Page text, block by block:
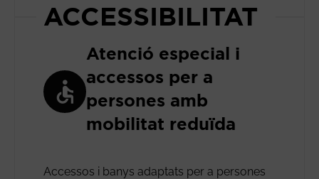
ACCESSIBILITAT
Atenció especial i
accessos per a
persones amb
mobilitat reduïda
Accessos i banys adaptats per a persones